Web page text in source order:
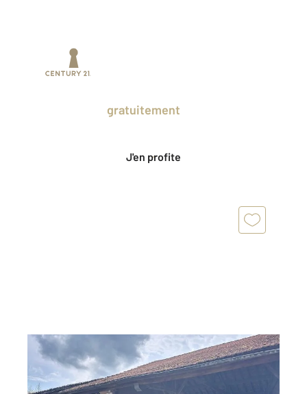
gratuitement
J'en profite
MONTPON MENESTEROL 24
147 m2
Ref : 11191